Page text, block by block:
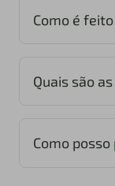
Como é
Quais são
Como